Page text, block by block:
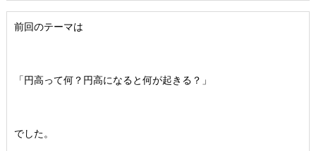
前回のテーマは
「円高って何？円高になると何が起きる？」
でした。